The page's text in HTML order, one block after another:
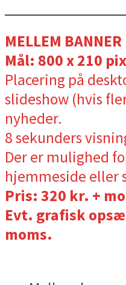
MELLEM BANNER
Mål: 800 x 210
Placering på
slideshow (hvis
nyheder.
8 sekunders
Der er mulighed
hjemmeside eller
Pris: 320 kr. +
Evt. grafisk
moms.